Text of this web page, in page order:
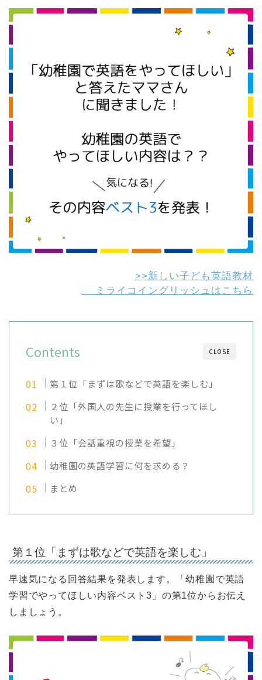
>>新しい子ども英語教材
ミライコイングリッシュはこちら
CLOSE
Contents
第１位「まずは歌などで英語を楽しむ」
２位「外国人の先生に授業を行ってほし
い」
３位「会話重視の授業を希望」
幼稚園の英語学習に何を求める？
まとめ
第１位「まずは歌などで英語を楽しむ」
早速気になる回答結果を発表します。「幼稚園で英語
学習でやってほしい内容ベスト3」の第1位からお伝え
しましょう。